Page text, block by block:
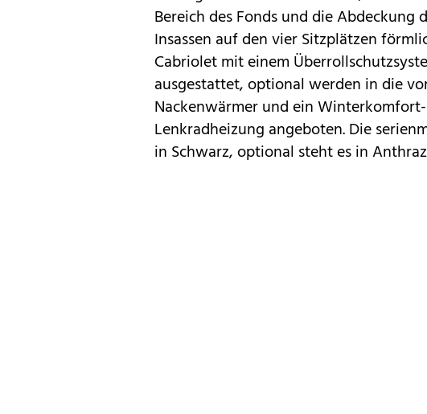
Bereich des Fonds und die Abdeckung
Insassen auf den vier Sitzplätzen
Cabriolet mit einem
ausgestattet, optional werden in die
Nackenwärmer und ein
Lenkradheizung angeboten. Die
in Schwarz, optional steht es in